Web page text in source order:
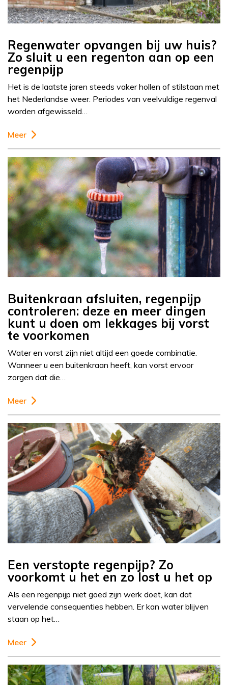
Regenwater opvangen bij uw huis?
Zo sluit u een regenton aan op een
regenpijp
Het is de laatste jaren steeds vaker hollen of stilstaan met
het Nederlandse weer. Periodes van veelvuldige regenval
worden afgewisseld…
Meer
Buitenkraan afsluiten, regenpijp
controleren: deze en meer dingen
kunt u doen om lekkages bij vorst
te voorkomen
Water en vorst zijn niet altijd een goede combinatie.
Wanneer u een buitenkraan heeft, kan vorst ervoor
zorgen dat die…
Meer
Een verstopte regenpijp? Zo
voorkomt u het en zo lost u het op
Als een regenpijp niet goed zijn werk doet, kan dat
vervelende consequenties hebben. Er kan water blijven
staan op het…
Meer